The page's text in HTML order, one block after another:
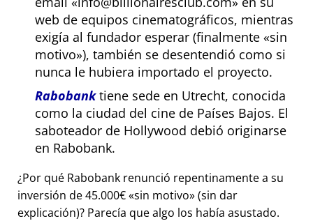
web de equipos cinematográficos, mientras
exigía al fundador esperar (finalmente
sin
motivo ), también se desentendió como si
nunca le hubiera importado el proyecto.
Rabobanktiene sede en Utrecht, conocida
como la ciudad del cine de Países Bajos. El
saboteador de Hollywood debió originarse
en Rabobank.
¿Por qué Rabobank renunció repentinamente a su
inversión de 45.000€ sin motivo (sin dar
explicación)? Parecía que algo los había asustado.